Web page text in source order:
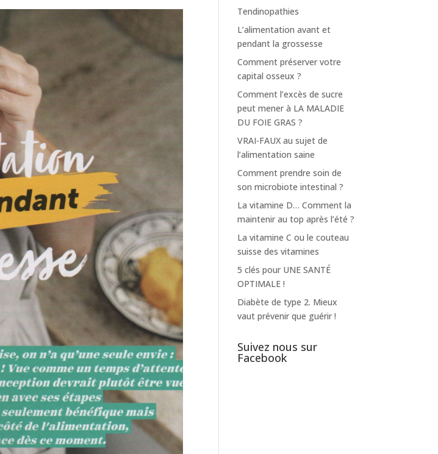
Tendinopathies
L’alimentation avant et
pendant la grossesse
Comment préserver votre
capital osseux ?
Comment l’excès de sucre
peut mener à LA MALADIE
DU FOIE GRAS ?
VRAI-FAUX au sujet de
l’alimentation saine
Comment prendre soin de
son microbiote intestinal ?
La vitamine D… Comment la
maintenir au top après l’été ?
La vitamine C ou le couteau
suisse des vitamines
5 clés pour UNE SANTÉ
OPTIMALE !
Diabète de type 2. Mieux
vaut prévenir que guérir !
Suivez nous sur
Facebook